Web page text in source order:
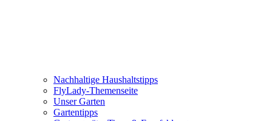
Nachhaltige Haushaltstipps
FlyLady-Themenseite
Unser Garten
Gartentipps